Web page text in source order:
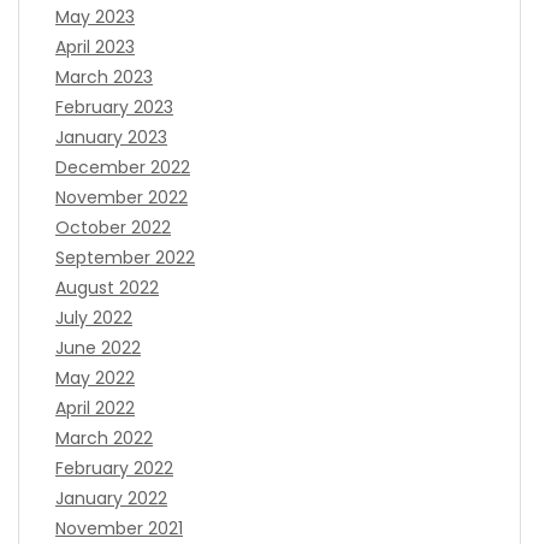
May 2023
April 2023
March 2023
February 2023
January 2023
December 2022
November 2022
October 2022
September 2022
August 2022
July 2022
June 2022
May 2022
April 2022
March 2022
February 2022
January 2022
November 2021